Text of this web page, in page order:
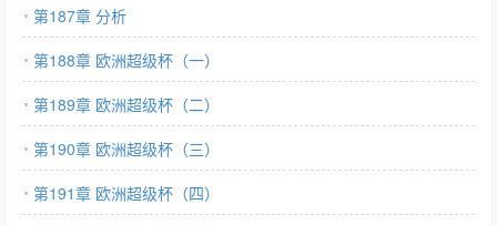
第187章 分析
第188章 欧洲超级杯（一）
第189章 欧洲超级杯（二）
第190章 欧洲超级杯（三）
第191章 欧洲超级杯（四）